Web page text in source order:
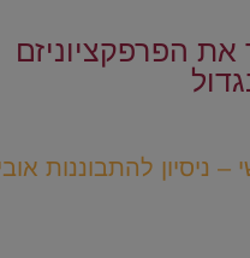
את הפרפקציוניזם
– ניסיון להתבוננות